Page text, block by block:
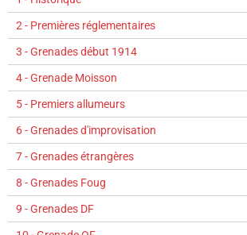
2 - Premières réglementaires
3 - Grenades début 1914
4 - Grenade Moisson
5 - Premiers allumeurs
6 - Grenades d'improvisation
7 - Grenades étrangères
8 - Grenades Foug
9 - Grenades DF